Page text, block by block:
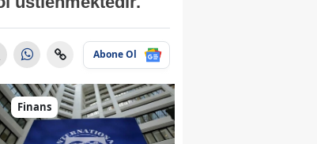
Abone Ol
Finans